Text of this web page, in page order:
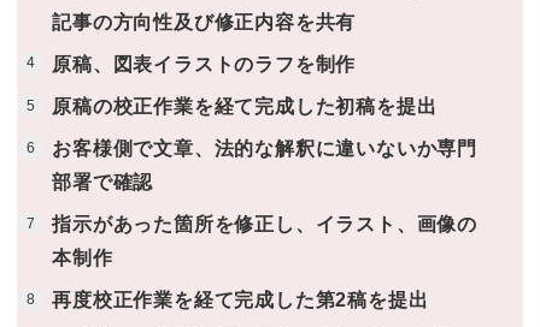
記事の方向性及び修正内容を共有
原稿、図表イラストのラフを制作
原稿の校正作業を経て完成した初稿を提出
お客様側で文章、法的な解釈に違いないか専門
部署で確認
指示があった箇所を修正し、イラスト、画像の
本制作
再度校正作業を経て完成した第2稿を提出